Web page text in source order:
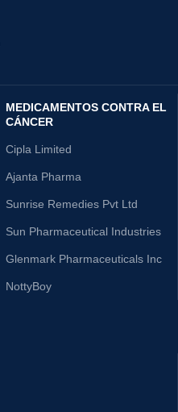
MEDICAMENTOS CONTRA EL
CÁNCER
Cipla Limited
Ajanta Pharma
Sunrise Remedies Pvt Ltd
Sun Pharmaceutical Industries
Glenmark Pharmaceuticals Inc
NottyBoy